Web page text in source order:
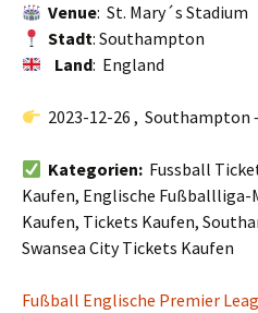
Venue: St. Mary´s Stadium
Stadt: Southampton
Land: England
2023-12-26 , Southampton
Kategorien: Fussball
Kaufen, Englische
Kaufen, Tickets Kaufen,
Swansea City Tickets Kaufen
Fußball Englische Premier